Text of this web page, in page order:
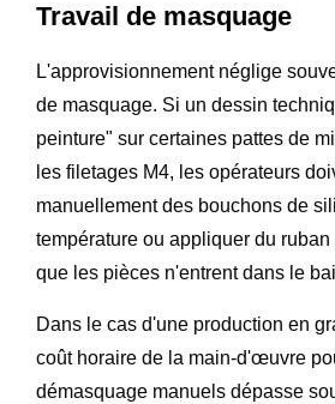
Travail de masquage
L'approvisionnement néglige
de masquage. Si un dessin
peinture" sur certaines pattes de
les filetages M4, les opérateurs
manuellement des bouchons de
température ou appliquer du
que les pièces n'entrent dans le
Dans le cas d'une production en
coût horaire de la main-d'œuvre
démasquage manuels dépasse